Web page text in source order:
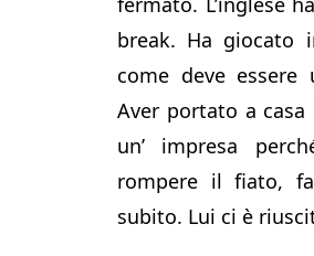
break. Ha giocato
come deve
Aver portato a
un’ impresa
rompere il fiato,
subito. Lui ci è